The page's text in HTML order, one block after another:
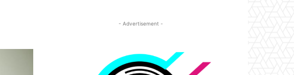
- Advertisement -